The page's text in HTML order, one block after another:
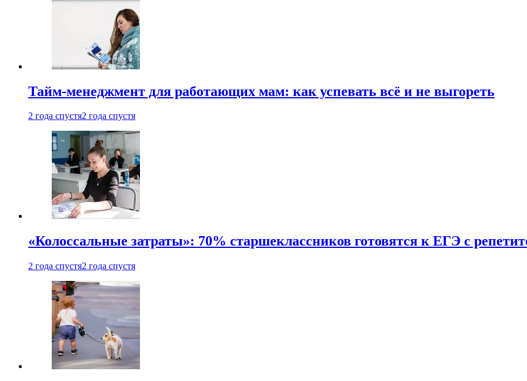
Тайм-менеджмент для работающих мам: как успевать всё и не выгореть
2 года спустя2 года спустя
«Колоссальные затраты»: 70% старшеклассников готовятся к ЕГЭ с
2 года спустя2 года спустя